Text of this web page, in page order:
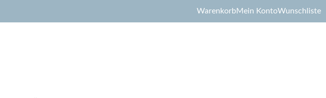
Warenkorb Mein KontoWunschliste